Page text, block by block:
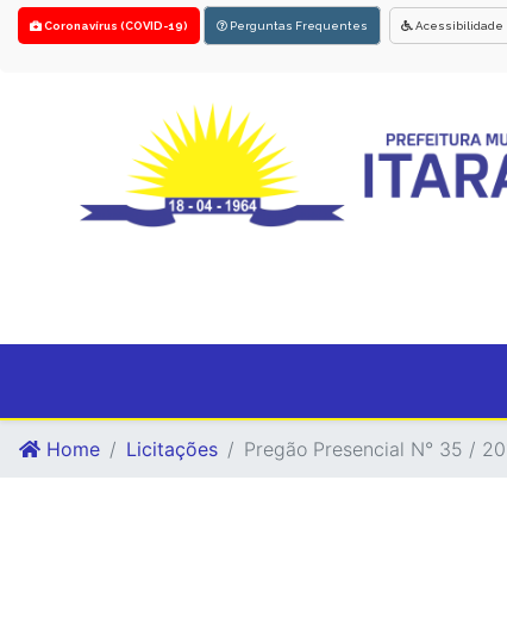
Coronavírus (COVID-19) Perguntas Frequentes Acessibilidade
Home Licitações Pregão Presencial N° 35 /